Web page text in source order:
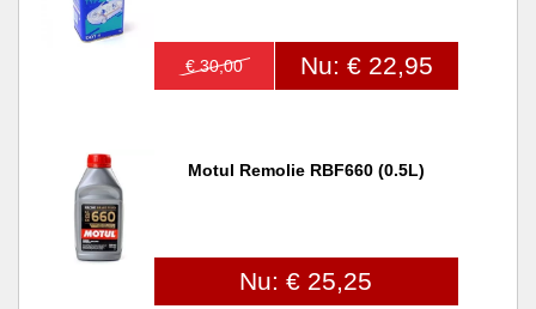
€ 30,00 Nu: € 22,95
Motul Remolie RBF660 (0.5L)
Nu: € 25,25